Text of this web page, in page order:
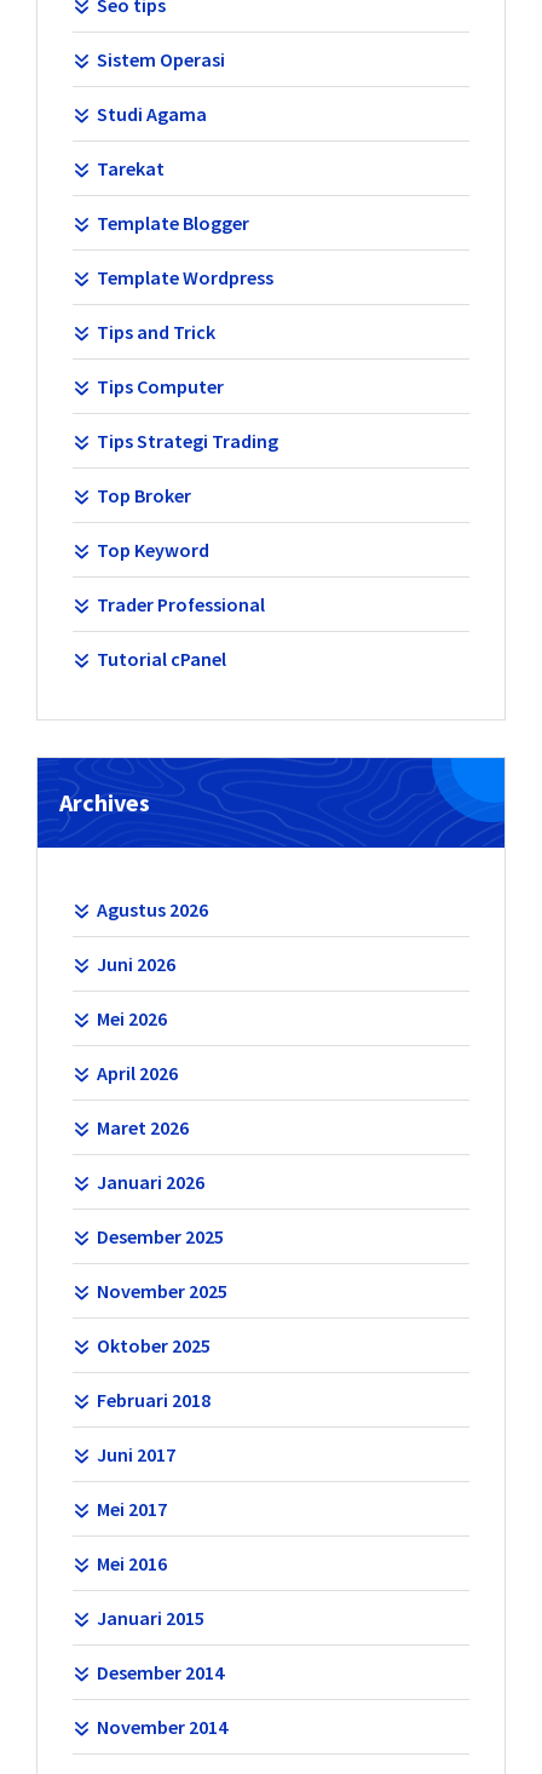
Sistem Operasi
Studi Agama
Tarekat
Template Blogger
Template Wordpress
Tips and Trick
Tips Computer
Tips Strategi Trading
Top Broker
Top Keyword
Trader Professional
Tutorial cPanel
Archives
Agustus 2026
Juni 2026
Mei 2026
April 2026
Maret 2026
Januari 2026
Desember 2025
November 2025
Oktober 2025
Februari 2018
Juni 2017
Mei 2017
Mei 2016
Januari 2015
Desember 2014
November 2014